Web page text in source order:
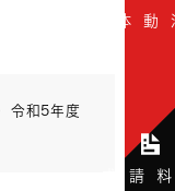
令和5年度